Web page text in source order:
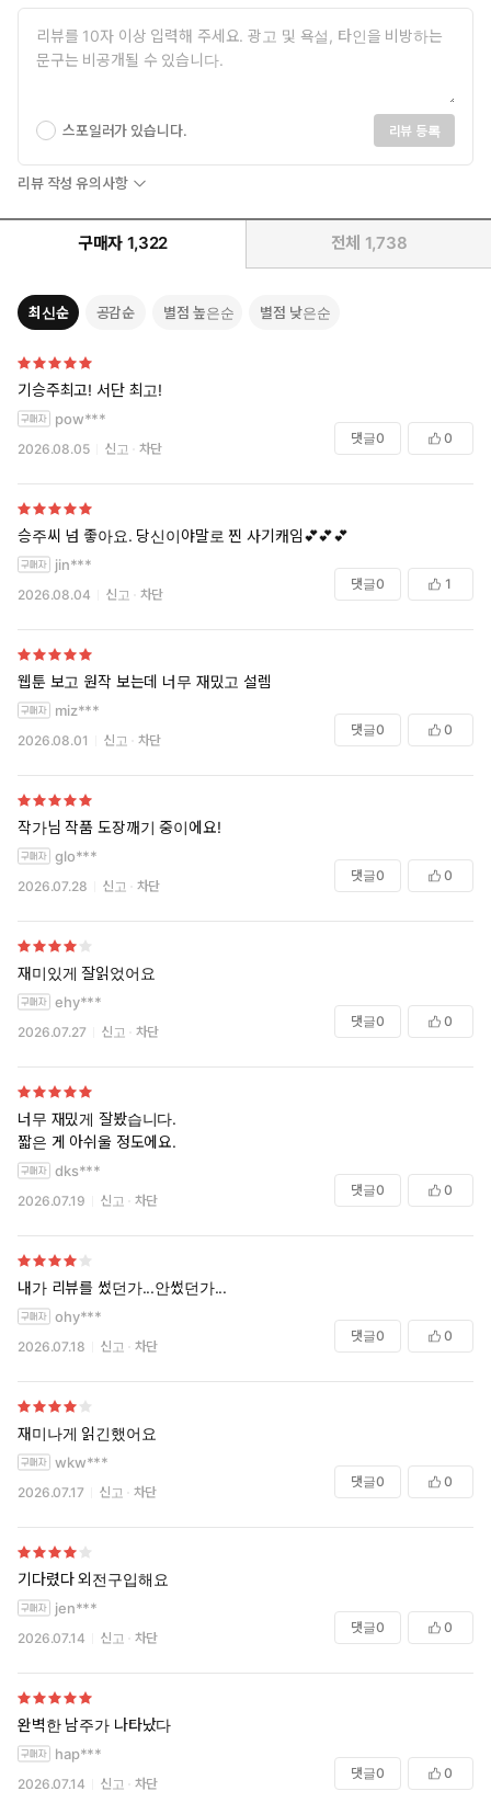
스포일러가 있습니다. 리뷰 등록
리뷰 작성 유의사항
구매자 1,322 전체 1,738
최신순 공감순 별점 높은순 별점 낮은순
기승주최고! 서단 최고!
pow***
2026.08.05 신고 차단
댓글0 0
승주씨 넘 좋아요. 당신이야말로 찐 사기캐임💕💕💕
jin***
2026.08.04 신고 차단
댓글0 1
웹툰 보고 원작 보는데 너무 재밌고 설렘
miz***
2026.08.01 신고 차단
댓글0 0
작가님 작품 도장깨기 중이에요!
glo***
2026.07.28 신고 차단
댓글0 0
재미있게 잘읽었어요
ehy***
2026.07.27 신고 차단
댓글0 0
너무 재밌게 잘봤습니다.
짧은 게 아쉬울 정도에요.
dks***
2026.07.19 신고 차단
댓글0 0
내가 리뷰를 썼던가...안썼던가...
ohy***
2026.07.18 신고 차단
댓글0 0
재미나게 읽긴했어요
wkw***
2026.07.17 신고 차단
댓글0 0
기다렸다 외전구입해요
jen***
2026.07.14 신고 차단
댓글0 0
완벽한 남주가 나타났다
hap***
2026.07.14 신고 차단
댓글0 0